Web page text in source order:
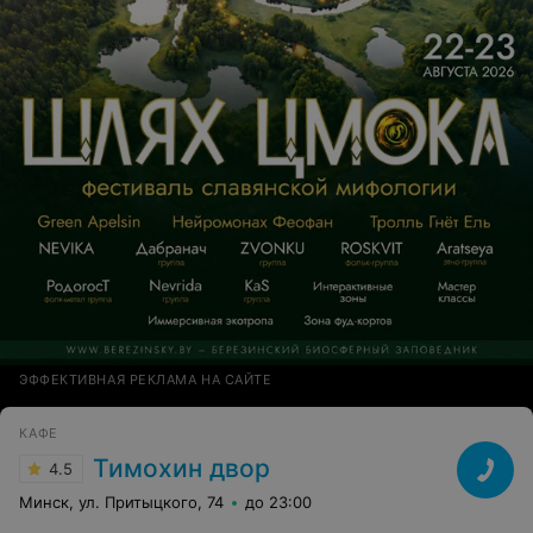
минусов - время ожидания заказа, но, когда знаешь,
что это готовят только для тебя и на выходе получаешь
отменное блюдо - оно того стоит...Рекомендую!
ЭФФЕКТИВНАЯ РЕКЛАМА НА САЙТЕ
КАФЕ
4.5 Тимохин двор
Минск, ул. Притыцкого, 74 до 23:00